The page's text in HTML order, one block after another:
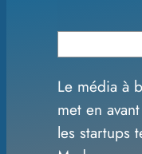
e
a
r
c
Le média à
met en
les startups